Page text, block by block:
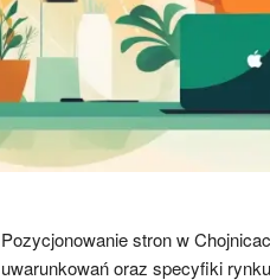
Pozycjonowanie stron w
uwarunkowań oraz specyfiki